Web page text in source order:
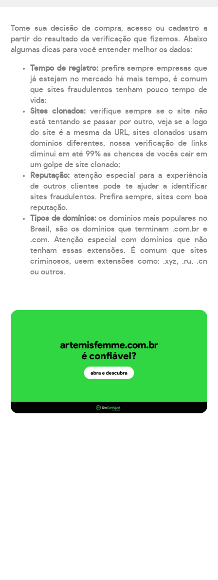
Tome sua decisão de compra, acesso ou cadastro a
partir do resultado da verificação que fizemos. Abaixo
algumas dicas para você entender melhor os dados:
Tempo de registro: prefira sempre empresas que
já estejam no mercado há mais tempo, é comum
que sites fraudulentos tenham pouco tempo de
vida;
Sites clonados: verifique sempre se o site não
está tentando se passar por outro, veja se a logo
do site é a mesma da URL, sites clonados usam
domínios diferentes, nossa verificação de links
diminui em até 99% as chances de vocês cair em
um golpe de site clonado;
Reputação: atenção especial para a experiência
de outros clientes pode te ajudar a identificar
sites fraudulentos. Prefira sempre, sites com boa
reputação.
Tipos de domínios:os domínios mais populares no
Brasil, são os domínios que terminam .com.br e
.com. Atenção especial com domínios que não
tenham essas extensões. É comum que sites
criminosos, usem extensões como: .xyz, .ru, .cn
ou outros.